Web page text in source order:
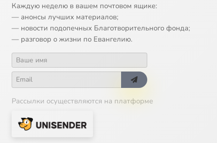
Каждую неделю в вашем почтовом ящике:
— анонсы лучших материалов;
— новости подопечных Благотворительного фонда;
— разговор о жизни по Евангелию.
Рассылки осуществляются на платформе